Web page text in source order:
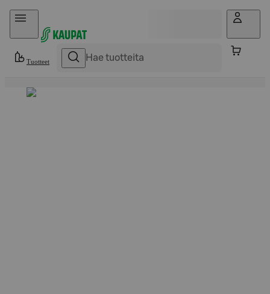
Hyppää sisältöön
Tuotteet